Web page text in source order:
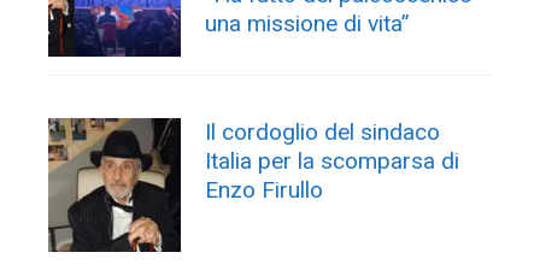
una missione di vita”
Il cordoglio del sindaco
Italia per la scomparsa di
Enzo Firullo